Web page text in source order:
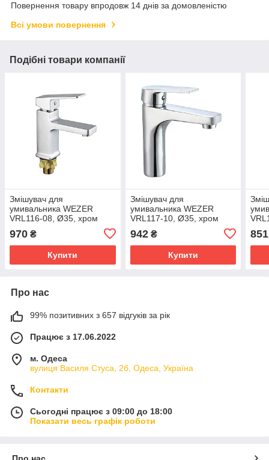
Повернення товару впродовж 14 днів за домовленістю
Всі умови повернення
Подібні товари компанії
Змішувач для
умивальника WEZER
VRL116-08, Ø35, хром
970 ₴
Купити
Змішувач для
умивальника WEZER
VRL117-10, Ø35, хром
942₴
Купити
851
Про нас
99% позитивних з 657 відгуків за рік
Працює з 17.06.2022
м. Одеса
вулиця Василя Стуса, 2б, Одеса, Україна
Контакти
Сьогодні працює з 09:00 до 18:00
Показати весь графік роботи